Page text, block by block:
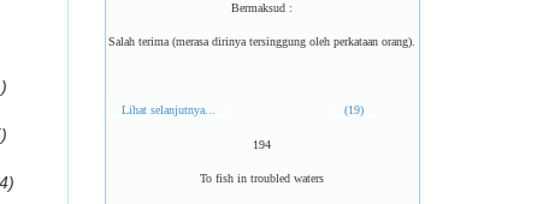
Bermaksud :
Salah terima (merasa dirinya tersinggung oleh perkataan orang).
Lihat selanjutnya... (19)
194
To fish in troubled waters